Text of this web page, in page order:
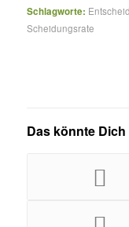
Schlagworte:
Scheidungsrate
Das könnte